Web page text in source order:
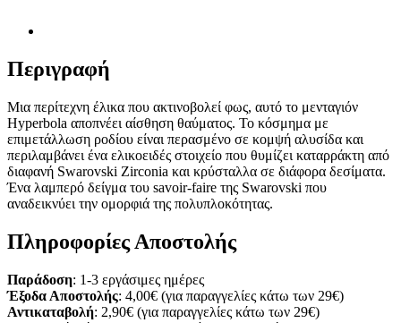
Περιγραφή
Μια περίτεχνη έλικα που ακτινοβολεί φως, αυτό το μενταγιόν
Hyperbola αποπνέει αίσθηση θαύματος. Το κόσμημα με
επιμετάλλωση ροδίου είναι περασμένο σε κομψή αλυσίδα και
περιλαμβάνει ένα ελικοειδές στοιχείο που θυμίζει καταρράκτη από
διαφανή Swarovski Zirconia και κρύσταλλα σε διάφορα δεσίματα.
Ένα λαμπερό δείγμα του savoir-faire της Swarovski που
αναδεικνύει την ομορφιά της πολυπλοκότητας.
Πληροφορίες Αποστολής
Παράδοση: 1-3 εργάσιμες ημέρες
Έξοδα Αποστολής: 4,00€ (για παραγγελίες κάτω των 29€)
Αντικαταβολή: 2,90€ (για παραγγελίες κάτω των 29€)